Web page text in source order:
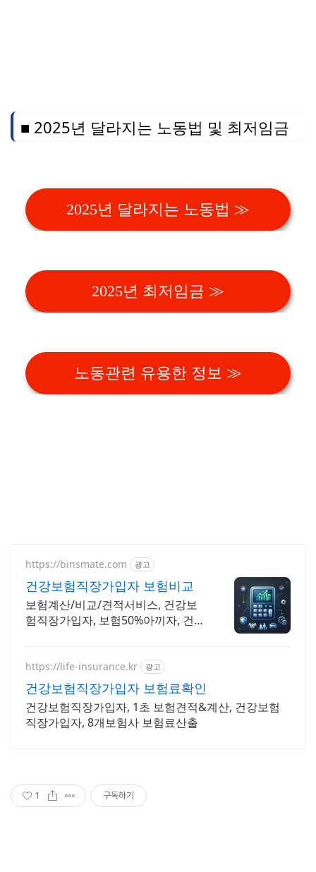
■ 2025년 달라지는 노동법 및 최저임금
2025년 달라지는 노동법 ≫
2025년 최저임금 ≫
노동관련 유용한 정보 ≫
https://binsmate.com 광고
건강보험직장가입자 보험비교
보험계산/비교/견적서비스, 건강보
험직장가입자, 보험50%아끼자, 건강
료계산이 먼저!
https://life-insurance.kr 광고
건강보험직장가입자 보험료확인
건강보험직장가입자, 1초 보험견적&계산, 건강보험
직장가입자, 8개보험사 보험료산출
1 구독하기